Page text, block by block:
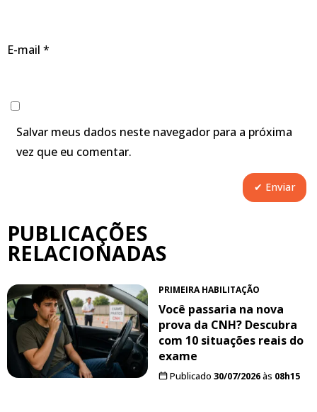
E-mail *
Salvar meus dados neste navegador para a próxima
vez que eu comentar.
PUBLICAÇÕES
RELACIONADAS
PRIMEIRA HABILITAÇÃO
Você passaria na nova
prova da CNH? Descubra
com 10 situações reais do
exame
Publicado 30/07/2026às 08h15